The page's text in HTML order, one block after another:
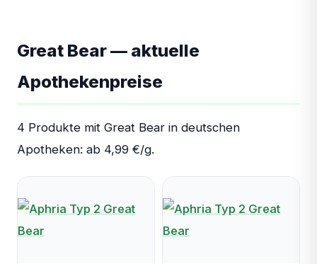
Great Bear — aktuelle
Apothekenpreise
4 Produkte mit Great Bear in deutschen
Apotheken: ab 4,99 €/g.